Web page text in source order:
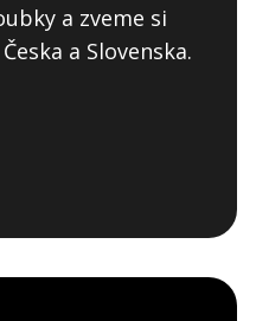
a zveme si
a Slovenska.